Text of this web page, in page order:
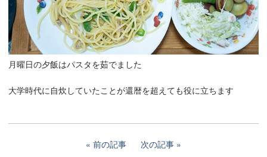
月曜日の夕飯はパスタを茹でました
大学時代に自炊していたことが還暦を超えても役に立ちます
前の記事 次の記事